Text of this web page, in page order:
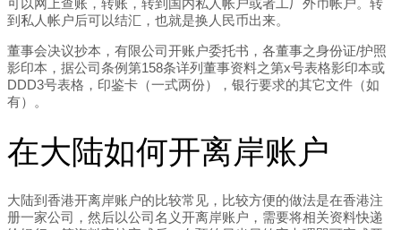
可以网上查账，转账，转到国内私人帐户或者工厂外币帐户。转
到私人帐户后可以结汇，也就是换人民币出来。
董事会决议抄本，有限公司开账户委托书，各董事之身份证/护照
影印本，据公司条例第158条详列董事资料之第x号表格影印本或
DDD3号表格，印鉴卡（一式两份），银行要求的其它文件（如
有）。
在大陆如何开离岸账户
大陆到香港开离岸账户的比较常见，比较方便的做法是在香港注
册一家公司，然后以公司名义开离岸账户，需要将相关资料快递